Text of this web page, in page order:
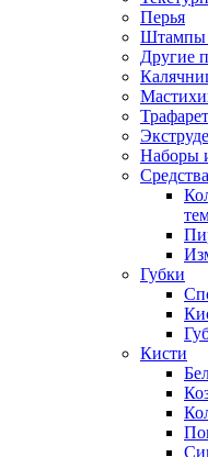
Перья
Штампы
Другие
Наборы
Губки
Кисти